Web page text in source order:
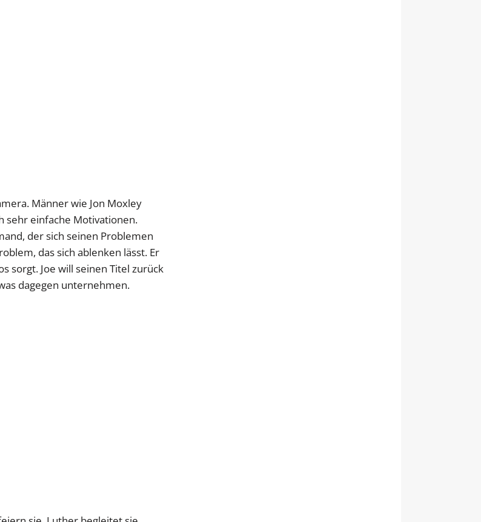
Männer wie Jon Moxley
sehr einfache Motivationen.
der sich seinen Problemen
das sich ablenken lässt. Er
sorgt. Joe will seinen Titel zurück
dagegen unternehmen.